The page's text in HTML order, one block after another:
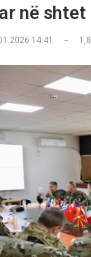
në shtet
14:41